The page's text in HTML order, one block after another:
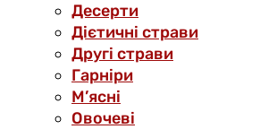
Десерти
Дієтичні страви
Другі страви
Гарніри
М’ясні
Овочеві